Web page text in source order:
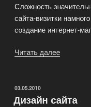
Сложность
сайта-визитки
создание интернет-
Читать далее
ОПУБЛИКОВАНО
03.05.2010
Дизайн сайта